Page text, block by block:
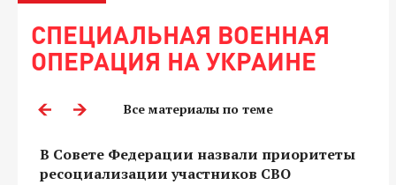
СПЕЦИАЛЬНАЯ ВОЕННАЯ
ОПЕРАЦИЯ НА УКРАИНЕ
Все материалы по теме
В Совете Федерации назвали приоритеты
ресоциализации участников СВО